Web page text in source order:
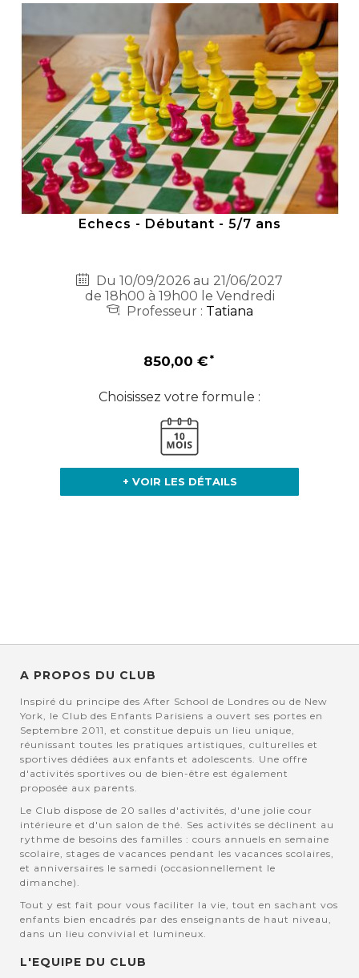
Echecs - Débutant - 5/7 ans
Du 10/09/2026 au 21/06/2027
de 18h00 à 19h00 le Vendredi
Professeur : Tatiana
850,00 €
Choisissez votre formule :
+ VOIR LES DÉTAILS
A PROPOS DU CLUB
Inspiré du principe des After School de Londres ou de New
York, le Club des Enfants Parisiens a ouvert ses portes en
Septembre 2011, et constitue depuis un lieu unique,
réunissant toutes les pratiques artistiques, culturelles et
sportives dédiées aux enfants et adolescents. Une offre
d'activités sportives ou de bien-être est également
proposée aux parents.
Le Club dispose de 20 salles d'activités, d'une jolie cour
intérieure et d'un salon de thé. Ses activités se déclinent au
rythme de besoins des familles : cours annuels en semaine
scolaire, stages de vacances pendant les vacances scolaires,
et anniversaires le samedi (occasionnellement le
dimanche).
Tout y est fait pour vous faciliter la vie, tout en sachant vos
enfants bien encadrés par des enseignants de haut niveau,
dans un lieu convivial et lumineux.
L'EQUIPE DU CLUB